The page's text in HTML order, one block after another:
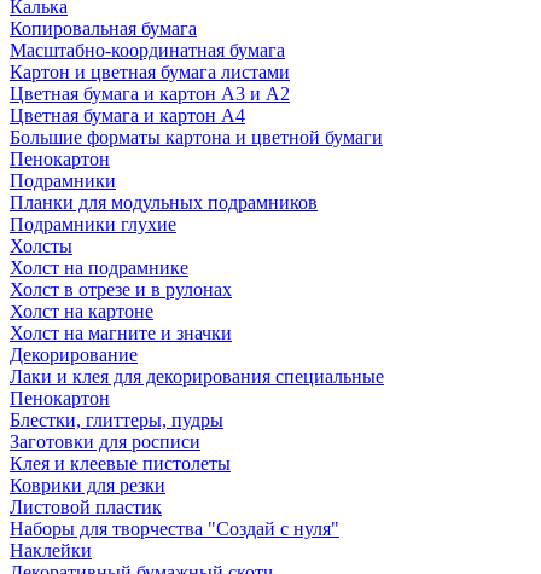
Калька
Копировальная бумага
Масштабно-координатная бумага
Картон и цветная бумага листами
Цветная бумага и картон А3 и А2
Цветная бумага и картон А4
Большие форматы картона и цветной бумаги
Пенокартон
Подрамники
Планки для модульных подрамников
Подрамники глухие
Холсты
Холст на подрамнике
Холст в отрезе и в рулонах
Холст на картоне
Холст на магните и значки
Декорирование
Лаки и клея для декорирования специальные
Пенокартон
Блестки, глиттеры, пудры
Заготовки для росписи
Клея и клеевые пистолеты
Коврики для резки
Листовой пластик
Наборы для творчества "Создай с нуля"
Наклейки